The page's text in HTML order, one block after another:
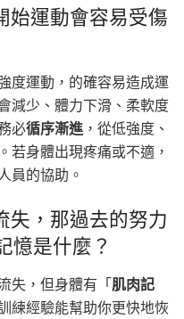
始運動會容易受傷
度運動，的確容易造成運
減少、體力下滑、柔軟度
必循序漸進 ，從低強度、
若身體出現疼痛或不適，
員的協助。
失，那過去的努力
憶是什麼？
失，但身體有「肌肉記
練經驗能幫助你更快地恢